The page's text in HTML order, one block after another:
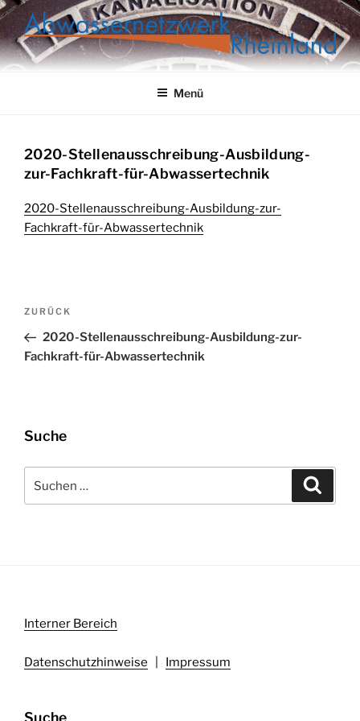
Zum
Inhalt
springen
ABWASSERNETZWERK
Menü
2020-Stellenausschreibung-Ausbildung-
zur-Fachkraft-für-Abwassertechnik
2020-Stellenausschreibung-Ausbildung-zur-
Fachkraft-für-Abwassertechnik
Beitragsnavigation
Vorheriger
Beitrag
ZURÜCK
2020-Stellenausschreibung-Ausbildung-zur-
Fachkraft-für-Abwassertechnik
Suche
nach:
Interner Bereich
Datenschutzhinweise Impressum
Suche